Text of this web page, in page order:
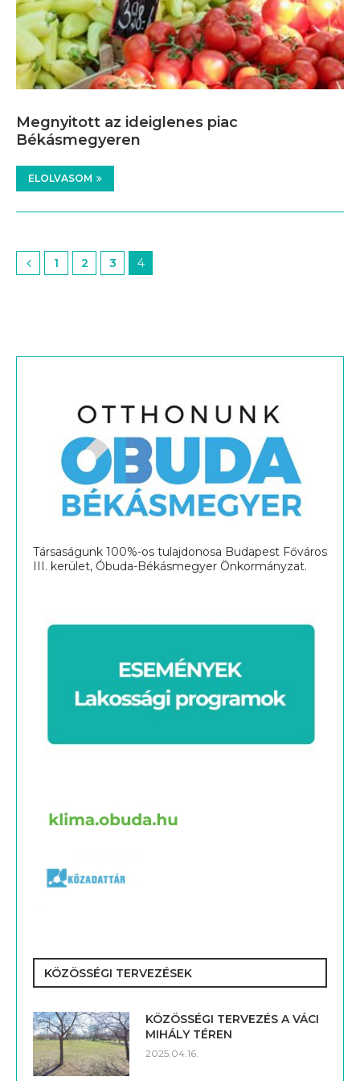
Megnyitott az ideiglenes piac
Békásmegyeren
ELOLVASOM
1 2 3 4
Társaságunk 100%-os tulajdonosa Budapest Főváros
III. kerület, Óbuda-Békásmegyer Önkormányzat.
KÖZÖSSÉGI TERVEZÉSEK
KÖZÖSSÉGI TERVEZÉS A VÁCI
MIHÁLY TÉREN
2025.04.16.